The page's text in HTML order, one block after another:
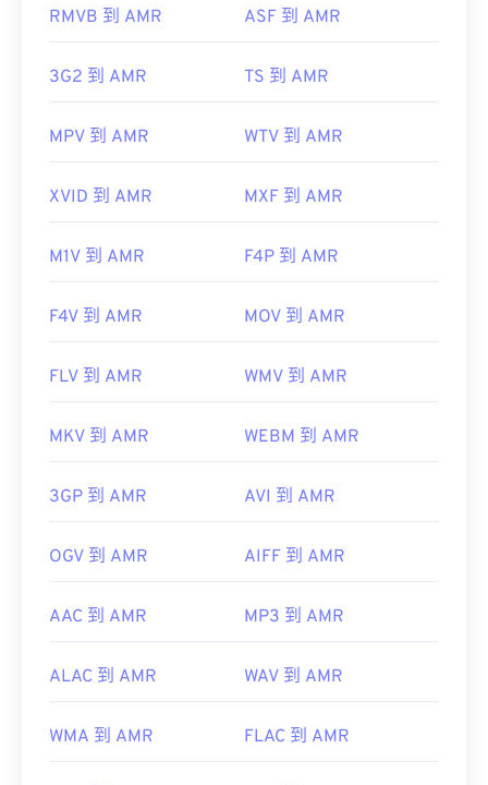
https://mpeg.chiariglione.org/standards/mpeg-
https://en.wikipedia.org/wiki/Adaptive_Multi-
https://www.etsi.org/
RMVB 到 AMR ASF 到 AMR
3G2 到 AMR TS 到 AMR
MPV 到 AMR WTV 到 AMR
XVID 到 AMR MXF 到 AMR
M1V 到 AMR F4P 到 AMR
F4V 到 AMR MOV 到 AMR
FLV 到 AMR WMV 到 AMR
MKV 到 AMR WEBM 到 AMR
3GP 到 AMR AVI 到 AMR
OGV 到 AMR AIFF 到 AMR
AAC 到 AMR MP3 到 AMR
ALAC 到 AMR WAV 到 AMR
WMA 到 AMR FLAC 到 AMR